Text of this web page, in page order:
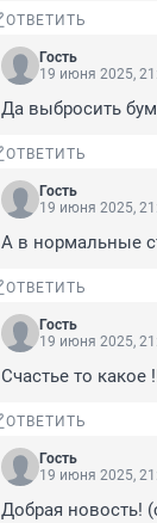
ОТВЕТИТЬ
Гость
19 июня 2025,
Да выбросить
ОТВЕТИТЬ
Гость
19 июня 2025,
А в нормальные
ОТВЕТИТЬ
Гость
19 июня 2025,
Счастье то
ОТВЕТИТЬ
Гость
19 июня 2025,
Добрая новость!